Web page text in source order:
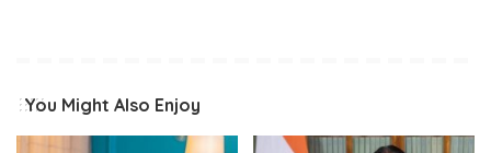
You Might Also Enjoy